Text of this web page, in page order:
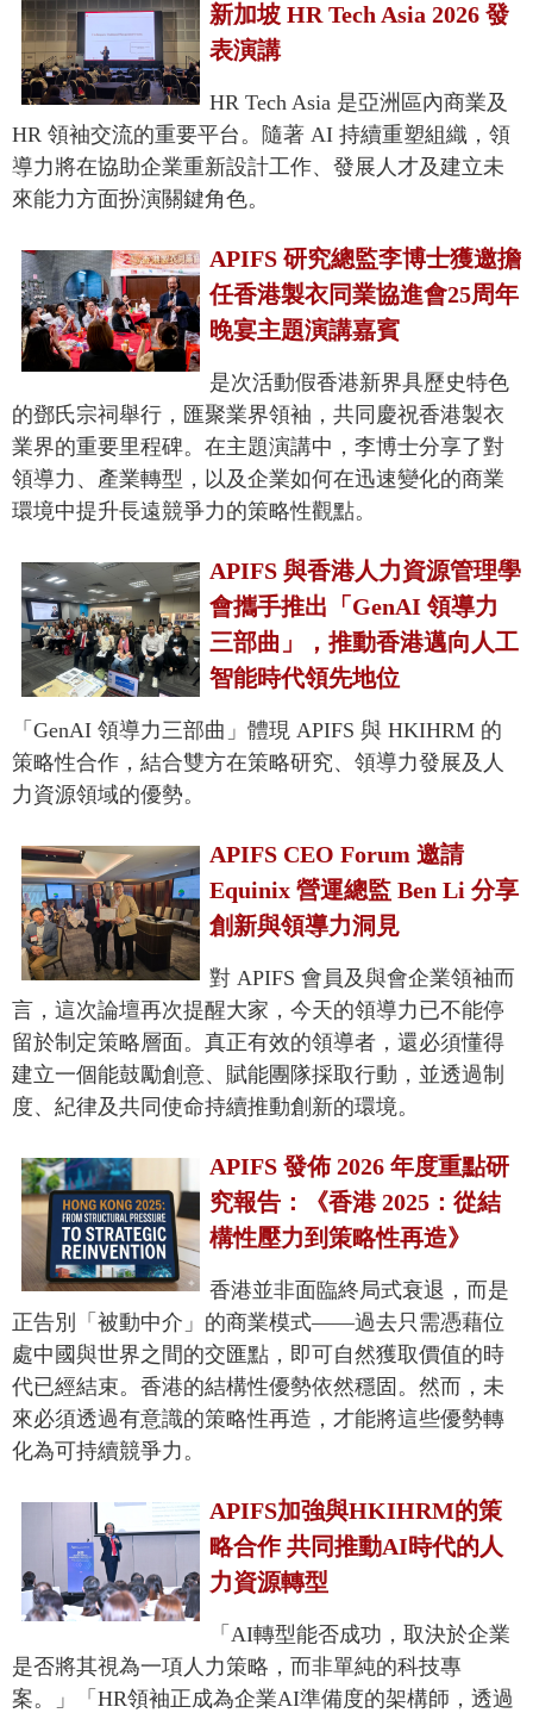
新加坡 HR Tech Asia 2026 發
表演講
HR Tech Asia 是亞洲區內商業及
HR 領袖交流的重要平台。隨著 AI 持續重塑組織，領
導力將在協助企業重新設計工作、發展人才及建立未
來能力方面扮演關鍵角色。
APIFS 研究總監李博士獲邀擔
任香港製衣同業協進會25周年
晚宴主題演講嘉賓
是次活動假香港新界具歷史特色
的鄧氏宗祠舉行，匯聚業界領袖，共同慶祝香港製衣
業界的重要里程碑。在主題演講中，李博士分享了對
領導力、產業轉型，以及企業如何在迅速變化的商業
環境中提升長遠競爭力的策略性觀點。
APIFS 與香港人力資源管理學
會攜手推出「GenAI 領導力
三部曲」，推動香港邁向人工
智能時代領先地位
「GenAI 領導力三部曲」體現 APIFS 與 HKIHRM 的
策略性合作，結合雙方在策略研究、領導力發展及人
力資源領域的優勢。
APIFS CEO Forum 邀請
Equinix 營運總監 Ben Li 分享
創新與領導力洞見
對 APIFS 會員及與會企業領袖而
言，這次論壇再次提醒大家，今天的領導力已不能停
留於制定策略層面。真正有效的領導者，還必須懂得
建立一個能鼓勵創意、賦能團隊採取行動，並透過制
度、紀律及共同使命持續推動創新的環境。
APIFS 發佈 2026 年度重點研
究報告：《香港 2025：從結
構性壓力到策略性再造》
香港並非面臨終局式衰退，而是
正告別「被動中介」的商業模式——過去只需憑藉位
處中國與世界之間的交匯點，即可自然獲取價值的時
代已經結束。香港的結構性優勢依然穩固。然而，未
來必須透過有意識的策略性再造，才能將這些優勢轉
化為可持續競爭力。
APIFS加強與HKIHRM的策
略合作 共同推動AI時代的人
力資源轉型
「AI轉型能否成功，取決於企業
是否將其視為一項人力策略，而非單純的科技專
案。」「HR領袖正成為企業AI準備度的架構師，透過